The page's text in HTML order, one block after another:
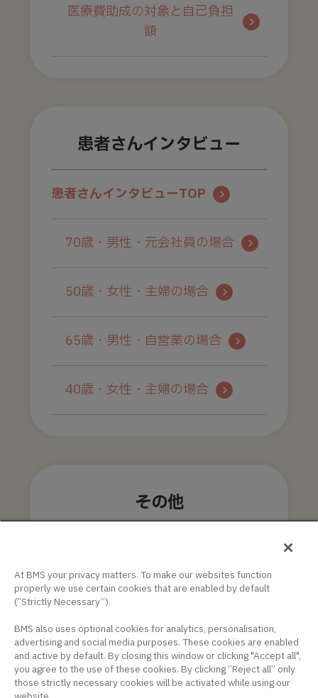
医療費助成の対象と自己負担
額
患者さんインタビュー
患者さんインタビューTOP
70歳・男性・元会社員の場合
50歳・女性・主婦の場合
65歳・男性・自営業の場合
40歳・女性・主婦の場合
その他
サイトマップ
At BMS your privacy matters. To make our websites function
properly we use certain cookies that are enabled by default
(“Strictly Necessary”).
BMS also uses optional cookies for analytics, personalisation,
advertising and social media purposes. These cookies are enabled
and active by default. By closing this window or clicking "Accept all",
you agree to the use of these cookies. By clicking “Reject all” only
those strictly necessary cookies will be activated while using our